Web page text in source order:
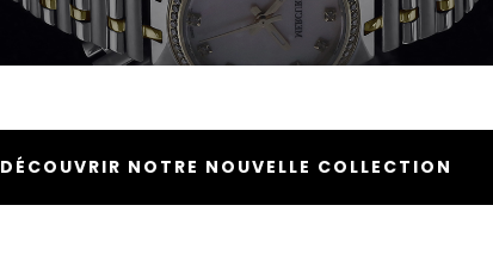
DÉCOUVRIR NOTRE NOUVELLE COLLECTION